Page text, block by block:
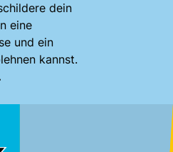
dein
eine
und ein
kannst.